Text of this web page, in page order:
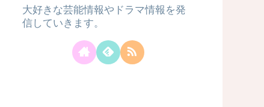
大好きな芸能情報やドラマ情報を発
信していきます。